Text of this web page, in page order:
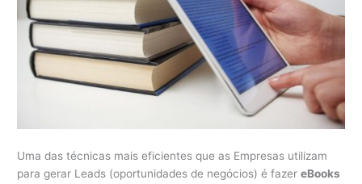
Uma das técnicas mais eficientes que as Empresas utilizam
para gerar Leads (oportunidades de negócios) é fazereBooks